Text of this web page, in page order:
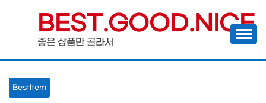
content
BEST.GOOD.NICE
좋은 상품만 골라서
BestItem